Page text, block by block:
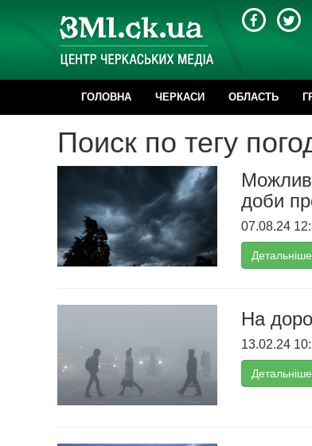
ГОЛОВНА ЧЕРКАСИ ОБЛАСТЬ
Поиск по тегу
доби
07.08.24
Детальніше
На
13.02.24
Детальніше